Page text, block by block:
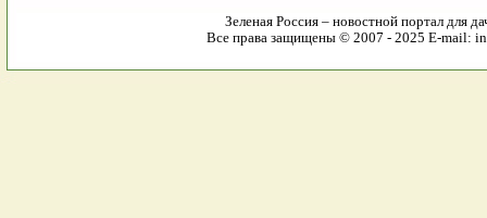
Зеленая Россия – новостной портал для
Все права защищены © 2007 - 2025 E-mail: